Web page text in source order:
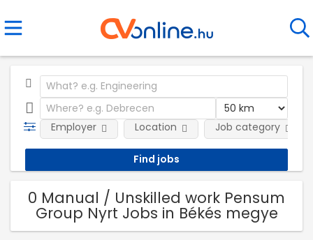
Employer Location Job category
0 Manual / Unskilled work Pensum
Group Nyrt Jobs in Békés megye